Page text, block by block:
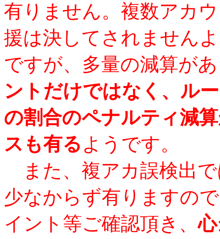
有りません。複数アカ
援は決してされません
ですが、多量の減算が
ントだけではなく、ル
の割合のペナルティ減
スも有る ようです。
また、複アカ誤検出
少なからず有りますの
イント等ご確認頂き、